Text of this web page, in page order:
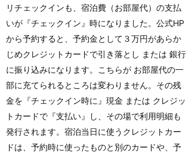
リチェックインも、宿泊費（お部屋代）の支払
いが『チェックイン』時になりました。公式HP
から予約すると、予約金として３万円があらか
じめクレジットカードで引き落とし または 銀行
に振り込みになります。こちらが お部屋代の一
部に充てられるところは変わりません。その残
金を『チェックイン時に』現金 または クレジッ
トカードで『支払い』し、その場で利用明細も
発行されます。宿泊当日に使うクレジットカー
ドは、予約時に使ったものと別のカードや、予